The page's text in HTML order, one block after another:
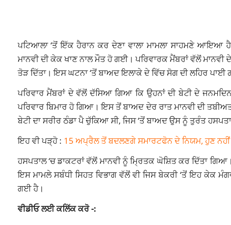
ਪਟਿਆਲਾ ‘ਤੋਂ ਇੱਕ ਹੈਰਾਨ ਕਰ ਦੇਣਾ ਵਾਲਾ ਮਾਮਲਾ ਸਾਹਮਣੇ ਆਇਆ
ਮਾਨਵੀ ਦੀ ਕੇਕ ਖਾਣ ਨਾਲ ਮੌਤ ਹੋ ਗਈ। ਪਰਿਵਾਰਕ ਮੈਂਬਰਾਂ ਵੱਲੋਂ
ਤੋੜ ਦਿੱਤਾ। ਇਸ ਘਟਨਾ ‘ਤੋਂ ਬਾਅਦ ਇਲਾਕੇ ਦੇ ਵਿੱਚ ਸੋਗ ਦੀ ਲਹਿਰ ਪਾਈ
ਪਰਿਵਾਰ ਮੈਂਬਰਾਂ ਦੇ ਵੱਲੋਂ ਦੱਸਿਆ ਗਿਆ ਕਿ ਉਹਨਾਂ ਦੀ ਬੇਟੀ ਦੇ
ਪਰਿਵਾਰ ਬਿਮਾਰ ਹੋ ਗਿਆ। ਇਸ ਤੋਂ ਬਾਅਦ ਦੇਰ ਰਾਤ ਮਾਨਵੀ ਦੀ
ਬੇਟੀ ਦਾ ਸਰੀਰ ਠੰਡਾ ਪੈ ਚੁੱਕਿਆ ਸੀ, ਜਿਸ ‘ਤੋਂ ਬਾਅਦ ਉਸ ਨੂੰ ਤੁਰੰਤ
ਇਹ ਵੀ ਪੜ੍ਹੋ : 15 ਅਪ੍ਰੈਲ ਤੋਂ ਬਦਲਣਗੇ ਸਮਾਰਟਫੋਨ ਦੇ ਨਿਯਮ, ਹੁਣ ਨਹੀਂ
ਹਸਪਤਾਲ ‘ਚ ਡਾਕਟਰਾਂ ਵੱਲੋਂ ਮਾਨਵੀ ਨੂੰ ਮ੍ਰਿਤਕ ਘੋਸ਼ਿਤ ਕਰ ਦਿੱਤਾ
ਇਸ ਮਾਮਲੇ ਸਬੰਧੀ ਸਿਹਤ ਵਿਭਾਗ ਵੱਲੋਂ ਵੀ ਜਿਸ ਬੇਕਰੀ ‘ਤੋਂ ਇਹ ਕੇਕ
ਗਈ ਹੈ।
ਵੀਡੀਓ ਲਈ ਕਲਿੱਕ ਕਰੋ -: